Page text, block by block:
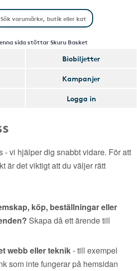
sida stöttar Skuru Basket
Biobiljetter
Kampanjer
Logga in
- vi hjälper dig snabbt vidare. För att
är det viktigt att du väljer rätt
köp, beställningar eller
Skapa då ett ärende till
webb eller teknik- till exempel
som inte fungerar på hemsidan